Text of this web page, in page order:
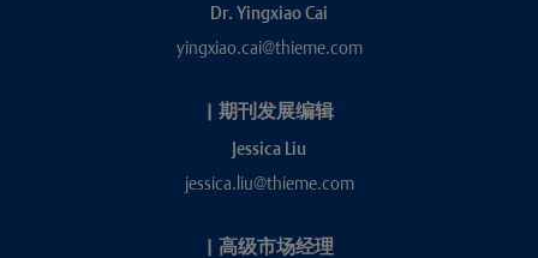
Dr. Yingxiao Cai
yingxiao.cai@thieme.com
| 期刊发展编辑
Jessica Liu
jessica.liu@thieme.com
| 高级市场经理